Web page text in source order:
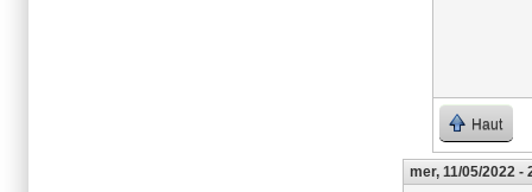
Haut
mer, 11/05/2022 -